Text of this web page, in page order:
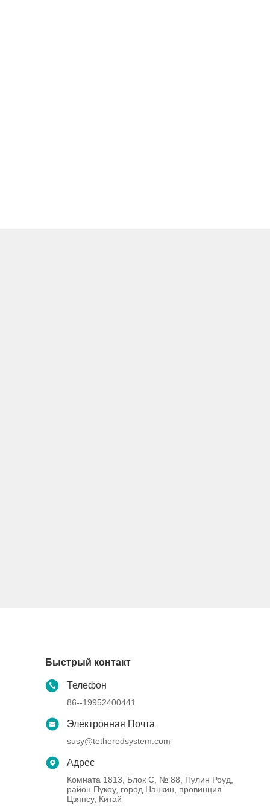
Быстрый контакт
Телефон
86--19952400441
Электронная Почта
susy@tetheredsystem.com
Адрес
Комната 1813, Блок C, № 88, Пулин Роуд,
район Пукоу, город Нанкин, провинция
Цзянсу, Китай